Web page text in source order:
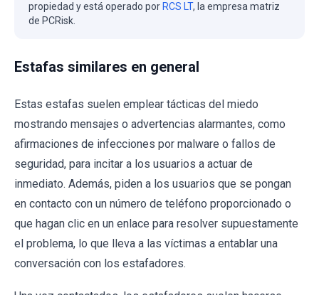
propiedad y está operado por RCS LT, la empresa matriz
de PCRisk.
Estafas similares en general
Estas estafas suelen emplear tácticas del miedo
mostrando mensajes o advertencias alarmantes, como
afirmaciones de infecciones por malware o fallos de
seguridad, para incitar a los usuarios a actuar de
inmediato. Además, piden a los usuarios que se pongan
en contacto con un número de teléfono proporcionado o
que hagan clic en un enlace para resolver supuestamente
el problema, lo que lleva a las víctimas a entablar una
conversación con los estafadores.